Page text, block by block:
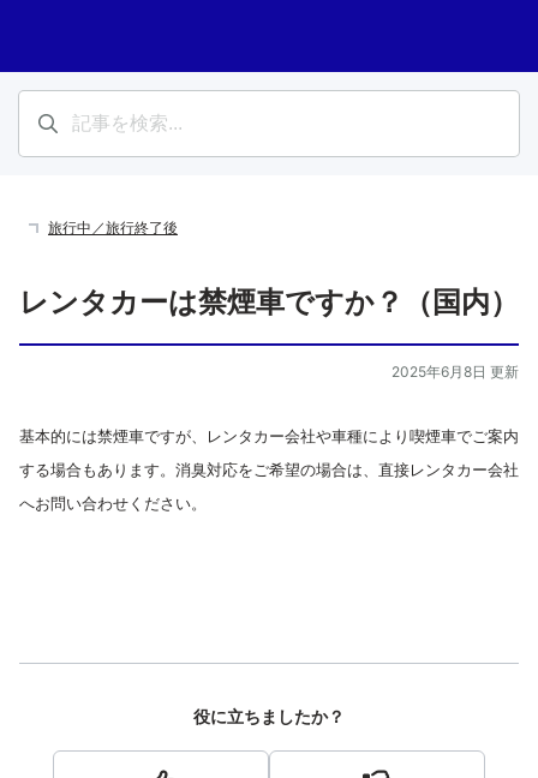
旅行中／旅行終了後
レンタカーは禁煙車ですか？（国内）
2025年6月8日 更新
基本的には禁煙車ですが、レンタカー会社や車種により喫煙車でご案内
する場合もあります。消臭対応をご希望の場合は、直接レンタカー会社
へお問い合わせください。
役に立ちましたか？